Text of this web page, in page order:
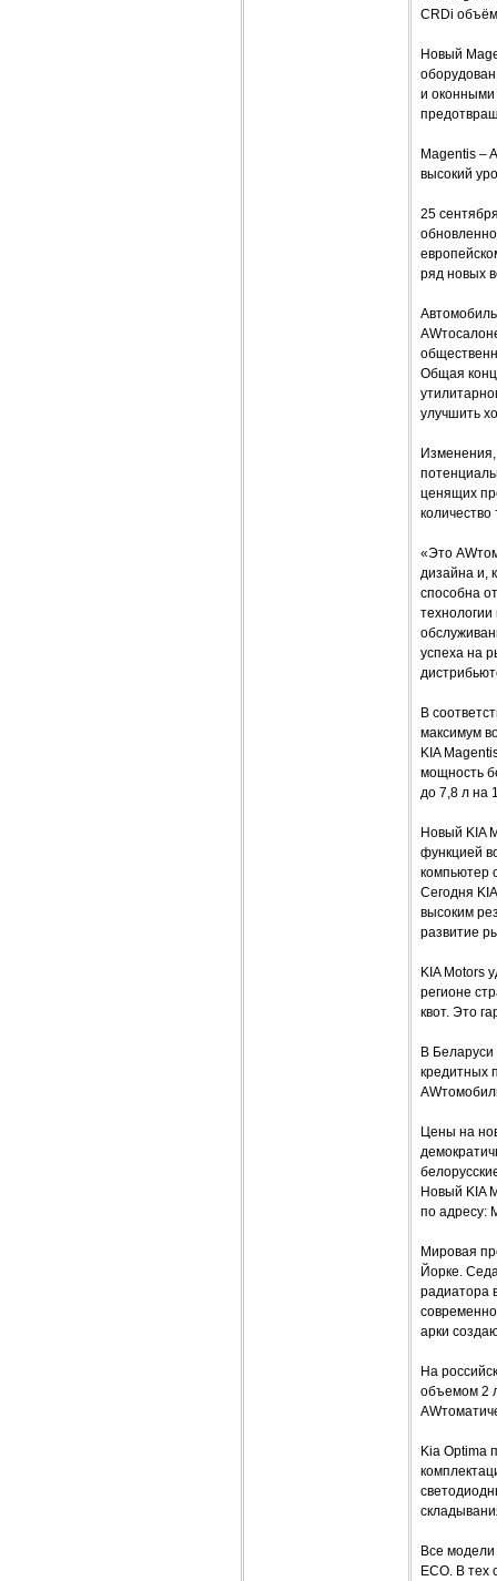
CRDi
Новый
и оконными
Magentis –
высокий
25
ряд новых
Общая
улучшить
ценящих
количество
«Это
дизайна и,
способна
успеха на
В
максимум
KIA
мощность
до 7,8 л на
Новый KIA
функцией
компьютер
Сегодня
высоким
развитие
KIA Motors
регионе
квот. Это
В
кредитных
Цены на
Новый KIA
по адресу:
Мировая
Йорке.
радиатора
арки
На
объемом 2
Kia Optima
Все
ECO. В тех